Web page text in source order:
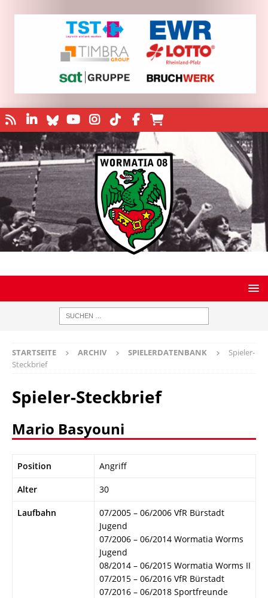
STARTSEITE ARCHIV SPIELERDATENBANK
Spieler-
Steckbrief
Spieler-Steckbrief
Mario Basyouni
Position Angriff
Alter 30
Laufbahn
07/2005 – 06/2006 VfR Bürstadt
Jugend
07/2006 – 06/2014 Wormatia Worms
Jugend
08/2014 – 06/2015 Wormatia Worms II
07/2015 – 06/2016 VfR Bürstadt
07/2016 – 06/2018 Sportfreunde